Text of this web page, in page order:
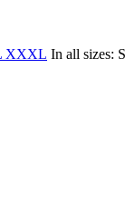
In all sizes: S